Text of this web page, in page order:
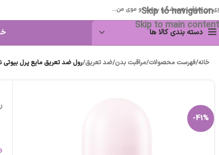
Skip to navigation
Skip to main content
من مراقب همیشگی پوست و موی من...
دسته بندی کالا ها
خانه/فهرست محصولات/مراقبت بدن/ضد تعریق/رول ضد تعریق مایع پرل بیوتی
-41%